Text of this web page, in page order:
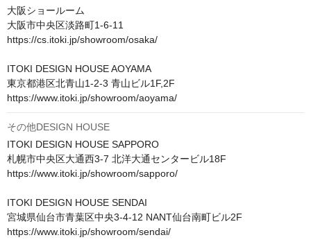
大阪ショールーム
大阪市中央区淡路町1-6-11
https://cs.itoki.jp/showroom/osaka/
ITOKI DESIGN HOUSE AOYAMA
東京都港区北青山1-2-3 青山ビル1F,2F
https://www.itoki.jp/showroom/aoyama/
その他DESIGN HOUSE
ITOKI DESIGN HOUSE SAPPORO
札幌市中央区大通西3-7 北洋大通センタービル18F
https://www.itoki.jp/showroom/sapporo/
ITOKI DESIGN HOUSE SENDAI
宮城県仙台市青葉区中央3-4-12 NANT仙台南町ビル2F
https://www.itoki.jp/showroom/sendai/